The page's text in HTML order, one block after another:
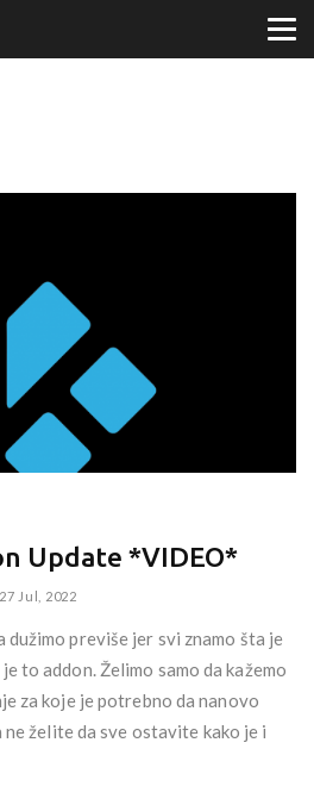
Update *VIDEO*
Jul, 2022
dužimo previše jer svi znamo šta je
to addon. Želimo samo da kažemo
za koje je potrebno da nanovo
želite da sve ostavite kako je i